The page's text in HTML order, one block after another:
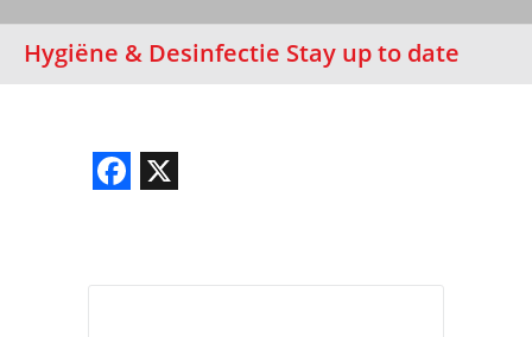
Hygiëne & Desinfectie Stay up to date